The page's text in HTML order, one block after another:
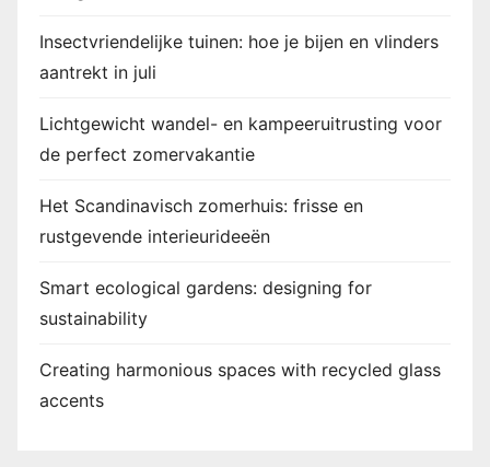
Insectvriendelijke tuinen: hoe je bijen en vlinders
aantrekt in juli
Lichtgewicht wandel- en kampeeruitrusting voor
de perfect zomervakantie
Het Scandinavisch zomerhuis: frisse en
rustgevende interieurideeën
Smart ecological gardens: designing for
sustainability
Creating harmonious spaces with recycled glass
accents